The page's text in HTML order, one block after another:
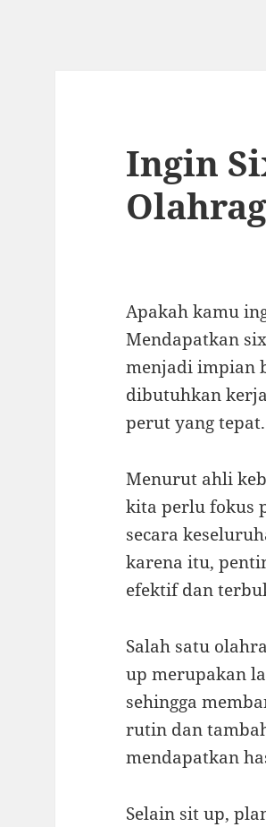
Ingin
Apakah kamu
Mendapatkan
menjadi impian
dibutuhkan
perut yang tepat.
Menurut ahli
kita perlu fokus
secara
karena itu,
efektif dan
Salah satu
up merupakan
sehingga
rutin dan
mendapatkan
Selain sit up,